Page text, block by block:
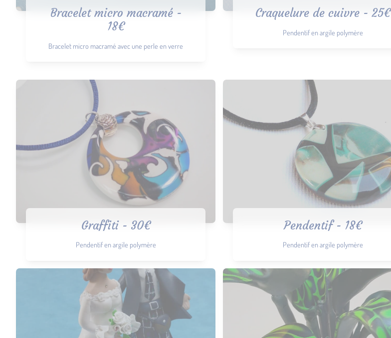
Bracelet micro macramé -
18€
Bracelet micro macramé avec une perle en verre
Craquelure de cuivre - 25€
Pendentif en argile polymère
Graffiti - 30€
Pendentif en argile polymère
Pendentif - 18€
Pendentif en argile polymère